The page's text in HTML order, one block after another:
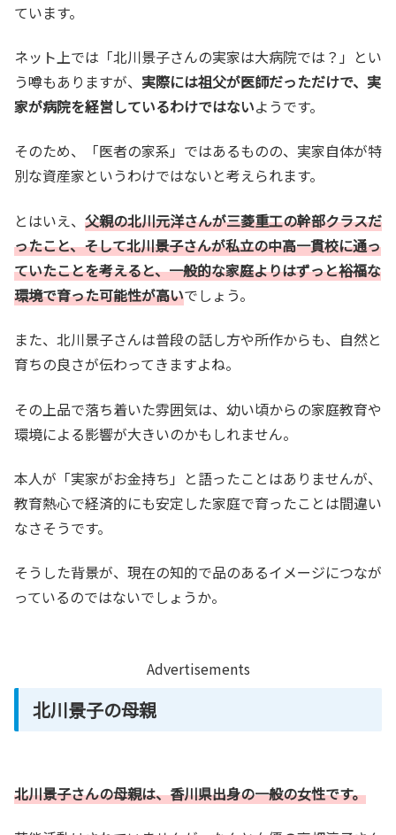
ています。
ネット上では「北川景子さんの実家は大病院では？」とい
う噂もありますが、 実際には祖父が医師だっただけで、実
家が病院を経営しているわけではないようです。
そのため、「医者の家系」ではあるものの、実家自体が特
別な資産家というわけではないと考えられます。
とはいえ、 父親の北川元洋さんが三菱重工の幹部クラスだ
ったこと、そして北川景子さんが私立の中高一貫校に通っ
ていたことを考えると、一般的な家庭よりはずっと裕福な
環境で育った可能性が高いでしょう。
また、北川景子さんは普段の話し方や所作からも、自然と
育ちの良さが伝わってきますよね。
その上品で落ち着いた雰囲気は、幼い頃からの家庭教育や
環境による影響が大きいのかもしれません。
本人が「実家がお金持ち」と語ったことはありませんが、
教育熱心で経済的にも安定した家庭で育ったことは間違い
なさそうです。
そうした背景が、現在の知的で品のあるイメージにつなが
っているのではないでしょうか。
Advertisements
北川景子の母親
北川景子さんの母親は、香川県出身の一般の女性です。